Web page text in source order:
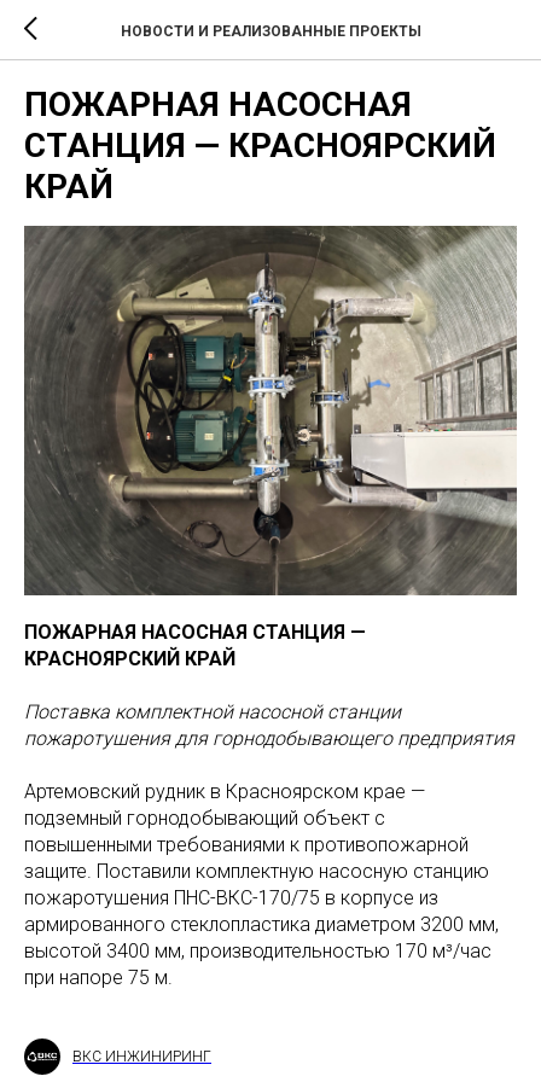
НОВОСТИ И РЕАЛИЗОВАННЫЕ ПРОЕКТЫ
ПОЖАРНАЯ НАСОСНАЯ
СТАНЦИЯ — КРАСНОЯРСКИЙ
КРАЙ
ПОЖАРНАЯ НАСОСНАЯ СТАНЦИЯ —
КРАСНОЯРСКИЙ КРАЙ
Поставка комплектной насосной станции
пожаротушения для горнодобывающего предприятия
Артемовский рудник в Красноярском крае —
подземный горнодобывающий объект с
повышенными требованиями к противопожарной
защите. Поставили комплектную насосную станцию
пожаротушения ПНС-ВКС-170/75 в корпусе из
армированного стеклопластика диаметром 3200 мм,
высотой 3400 мм, производительностью 170 м³/час
при напоре 75 м.
ВКС ИНЖИНИРИНГ